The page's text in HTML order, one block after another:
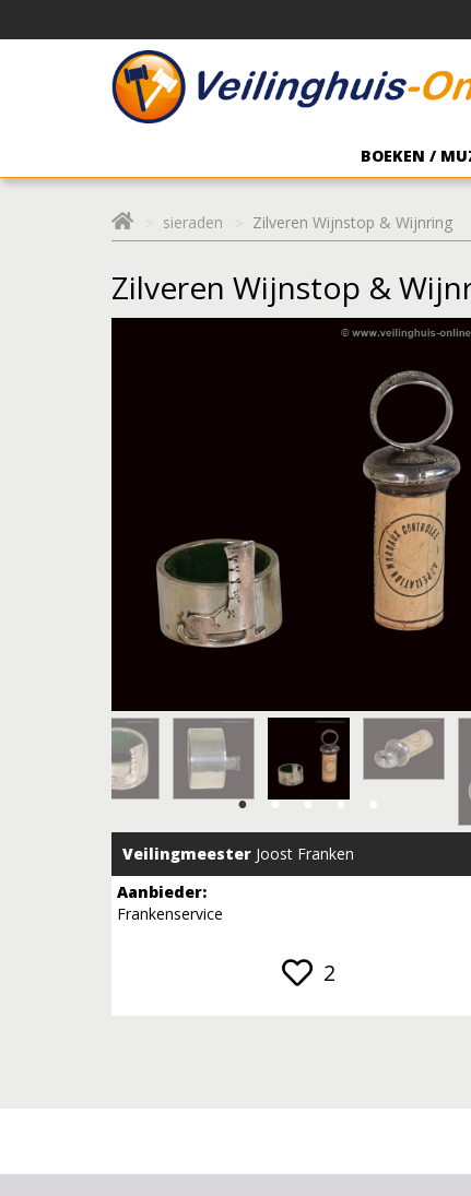
BOEKEN /
sieraden Zilveren Wijnstop & Wijnring
Zilveren Wijnstop &
Veilingmeester Joost Franken
Aanbieder:
Frankenservice
2